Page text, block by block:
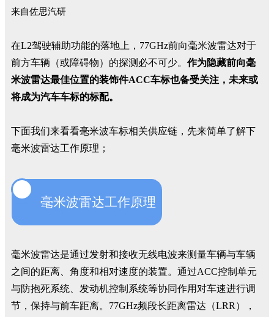
来自佐思汽研
在L2驾驶辅助功能的落地上，77GHz前向毫米波雷达对于
前方车辆（或障碍物）的探测必不可少。 作为隐藏前向毫
米波雷达最佳位置的装饰件ACC车标也备受关注，未来或
将成为汽车车标的标配。
下面我们来看看毫米波车标相关供应链，先来简单了解下
毫米波雷达工作原理；
一 毫米波雷达工作原理
毫米波雷达是通过发射和接收无线电波来测量车辆与车辆
之间的距离、角度和相对速度的装置。通过ACC控制单元
与防抱死系统、发动机控制系统等协同作用对车速进行调
节，保持与前车距离。77GHz频段长距离雷达（LRR），